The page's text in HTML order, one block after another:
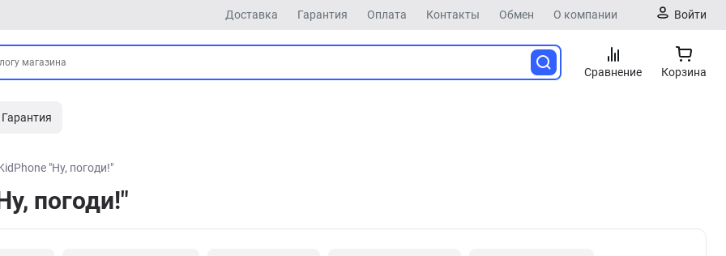
Доставка Гарантия Оплата Контакты Обмен О компании Войти
Сравнение Корзина
Гарантия
"Ну, погоди!"
погоди!"